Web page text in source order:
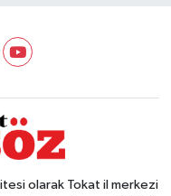
olarak Tokat il merkezi